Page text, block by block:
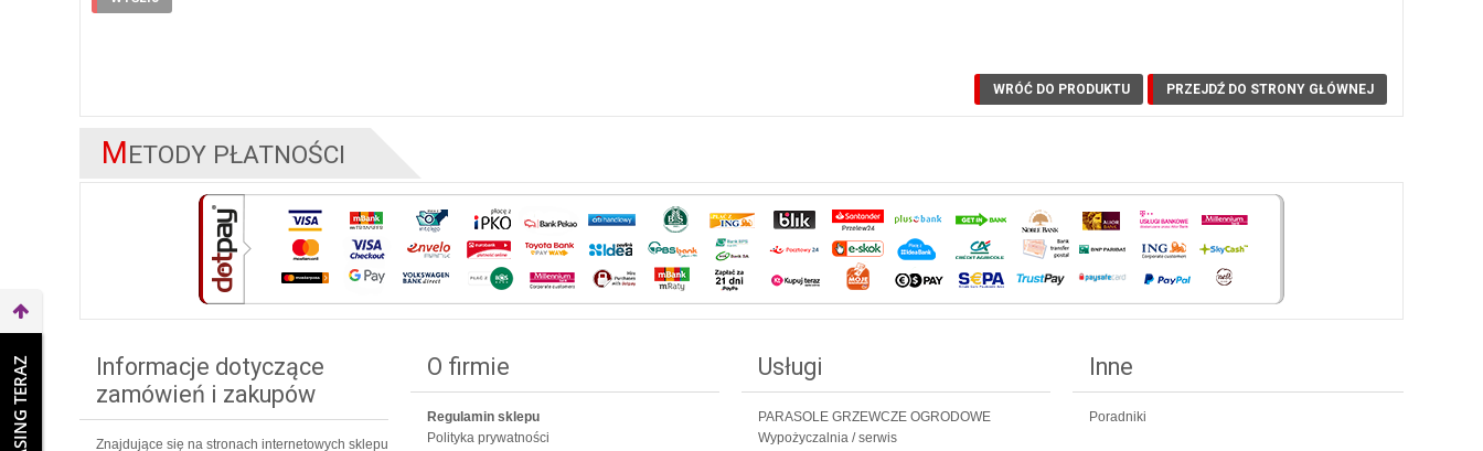
PRZEJDŹ DO STRONY GŁÓWNEJ
WRÓĆ DO PRODUKTU
METODY PŁATNOŚCI
Informacje dotyczące
zamówień i zakupów
Znajdujące się na stronach internetowych sklepu
O firmie
Regulamin sklepu
Polityka prywatności
Usługi
PARASOLE GRZEWCZE OGRODOWE
Wypożyczalnia / serwis
Inne
Poradniki